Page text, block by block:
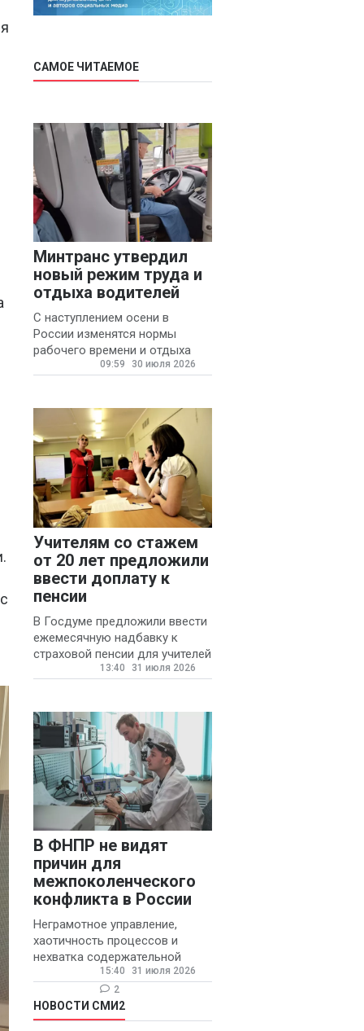
САМОЕ ЧИТАЕМОЕ
Минтранс утвердил
новый режим труда и
отдыха водителей
С наступлением осени в
России изменятся нормы
рабочего времени и отдыха
для автомобилистов.
09:59 30 июля 2026
Учителям со стажем
от 20 лет предложили
ввести доплату к
пенсии
В Госдуме предложили ввести
ежемесячную надбавку к
страховой пенсии для учителей
государственных и
13:40 31 июля 2026
В ФНПР не видят
причин для
межпоколенческого
конфликта в России
Неграмотное управление,
хаотичность процессов и
нехватка содержательной
обратной связи от
руководителя являются
основными причинами
конфликтов и раздражения в
15:40
31 июля 2026
2
НОВОСТИ СМИ2